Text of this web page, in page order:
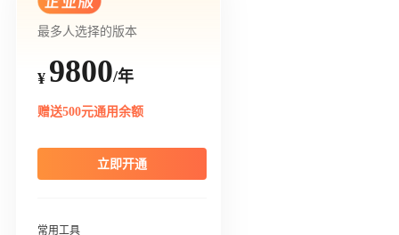
最多人选择的版本
¥ 9800/年
赠送500元通用余额
立即开通
常用工具